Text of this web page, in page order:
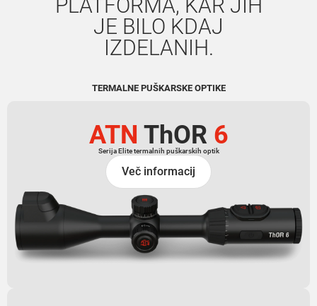
PLATFORMA, KAR JIH
JE BILO KDAJ
IZDELANIH.
TERMALNE PUŠKARSKE OPTIKE
ATN ThOR 6
Serija Elite termalnih puškarskih optik
Več informacij